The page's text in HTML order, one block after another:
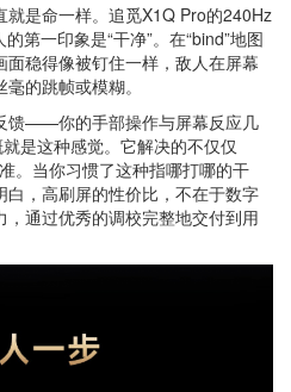
就是命一样。追觅X1Q Pro的240Hz
第一印象是“干净”。在“bind”地图
稳得像被钉住一样，敌人在屏幕
的跳帧或模糊。
馈——你的手部操作与屏幕反应几
是这种感觉。它解决的不仅仅
。当你习惯了这种指哪打哪的干
，高刷屏的性价比，不在于数字
通过优秀的调校完整地交付到用